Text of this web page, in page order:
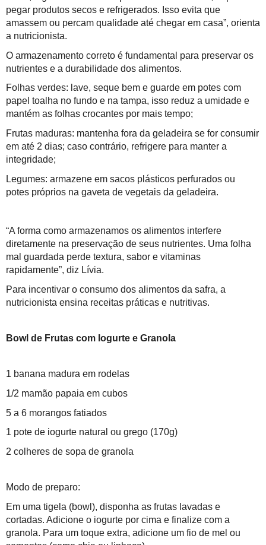
pegar produtos secos e refrigerados. Isso evita que
amassem ou percam qualidade até chegar em casa”, orienta
a nutricionista.
O armazenamento correto é fundamental para preservar os
nutrientes e a durabilidade dos alimentos.
Folhas verdes: lave, seque bem e guarde em potes com
papel toalha no fundo e na tampa, isso reduz a umidade e
mantém as folhas crocantes por mais tempo;
Frutas maduras: mantenha fora da geladeira se for consumir
em até 2 dias; caso contrário, refrigere para manter a
integridade;
Legumes: armazene em sacos plásticos perfurados ou
potes próprios na gaveta de vegetais da geladeira.
“A forma como armazenamos os alimentos interfere
diretamente na preservação de seus nutrientes. Uma folha
mal guardada perde textura, sabor e vitaminas
rapidamente”, diz Lívia.
Para incentivar o consumo dos alimentos da safra, a
nutricionista ensina receitas práticas e nutritivas.
Bowl de Frutas com Iogurte e Granola
1 banana madura em rodelas
1/2 mamão papaia em cubos
5 a 6 morangos fatiados
1 pote de iogurte natural ou grego (170g)
2 colheres de sopa de granola
Modo de preparo:
Em uma tigela (bowl), disponha as frutas lavadas e
cortadas. Adicione o iogurte por cima e finalize com a
granola. Para um toque extra, adicione um fio de mel ou